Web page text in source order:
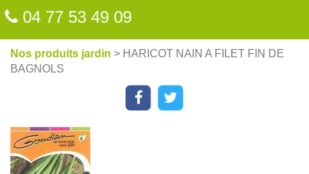
04 77 53 49 09
Nos produits jardin > HARICOT NAIN A FILET FIN DE
BAGNOLS